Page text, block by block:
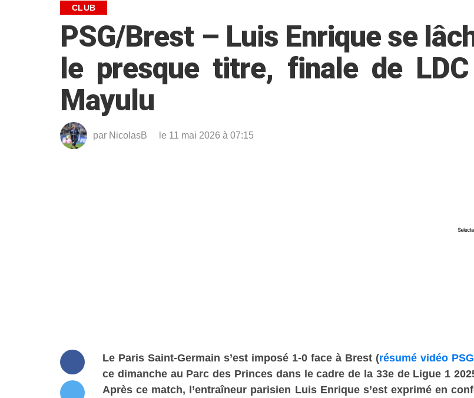
CLUB
PSG/Brest – Luis Enrique se
le presque titre, finale de
Mayulu
par NicolasB le 11 mai 2026 à 07:15
Le Paris Saint-Germain s’est imposé 1-0 face à Brest (résumé vidéo
ce dimanche au Parc des Princes dans le cadre de la 33e de Ligue 1
Après ce match, l’entraîneur parisien Luis Enrique s’est exprimé en